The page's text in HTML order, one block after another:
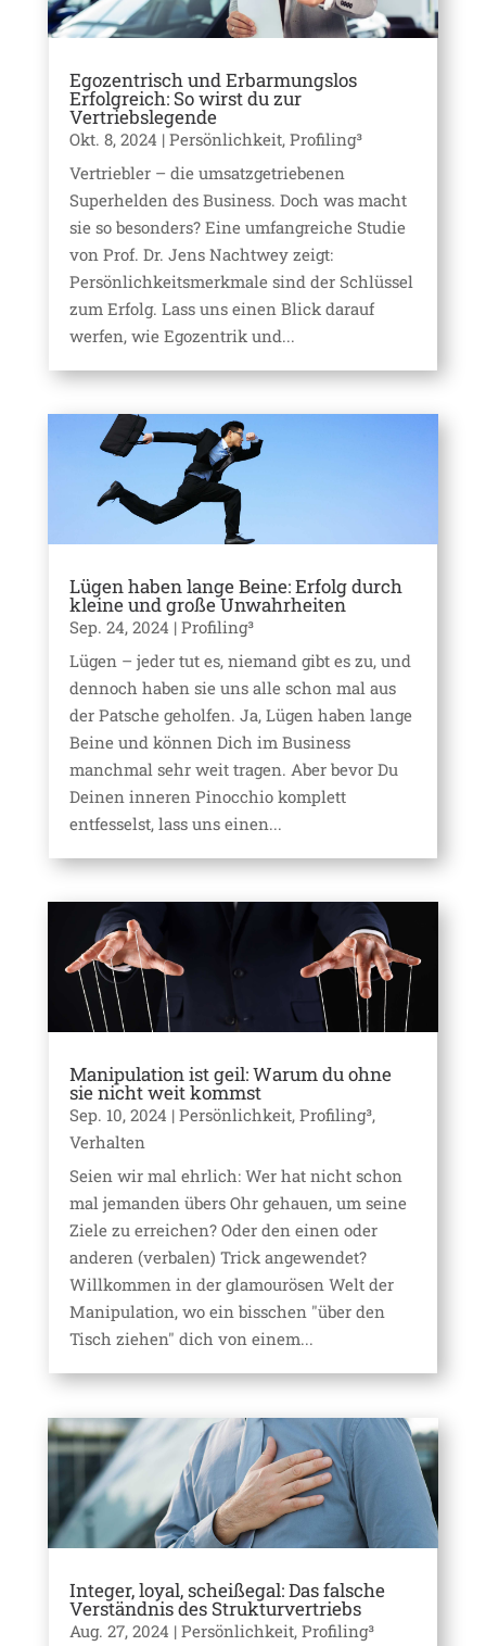
Egozentrisch und Erbarmungslos
Erfolgreich: So wirst du zur
Vertriebslegende
Okt. 8, 2024 | Persönlichkeit, Profiling³
Vertriebler – die umsatzgetriebenen
Superhelden des Business. Doch was macht
sie so besonders? Eine umfangreiche Studie
von Prof. Dr. Jens Nachtwey zeigt:
Persönlichkeitsmerkmale sind der Schlüssel
zum Erfolg. Lass uns einen Blick darauf
werfen, wie Egozentrik und...
Lügen haben lange Beine: Erfolg durch
kleine und große Unwahrheiten
Sep. 24, 2024 | Profiling³
Lügen – jeder tut es, niemand gibt es zu, und
dennoch haben sie uns alle schon mal aus
der Patsche geholfen. Ja, Lügen haben lange
Beine und können Dich im Business
manchmal sehr weit tragen. Aber bevor Du
Deinen inneren Pinocchio komplett
entfesselst, lass uns einen...
Manipulation ist geil: Warum du ohne
sie nicht weit kommst
Sep. 10, 2024 | Persönlichkeit, Profiling³,
Verhalten
Seien wir mal ehrlich: Wer hat nicht schon
mal jemanden übers Ohr gehauen, um seine
Ziele zu erreichen? Oder den einen oder
anderen (verbalen) Trick angewendet?
Willkommen in der glamourösen Welt der
Manipulation, wo ein bisschen "über den
Tisch ziehen" dich von einem...
Integer, loyal, scheißegal: Das falsche
Verständnis des Strukturvertriebs
Aug. 27, 2024 | Persönlichkeit, Profiling³